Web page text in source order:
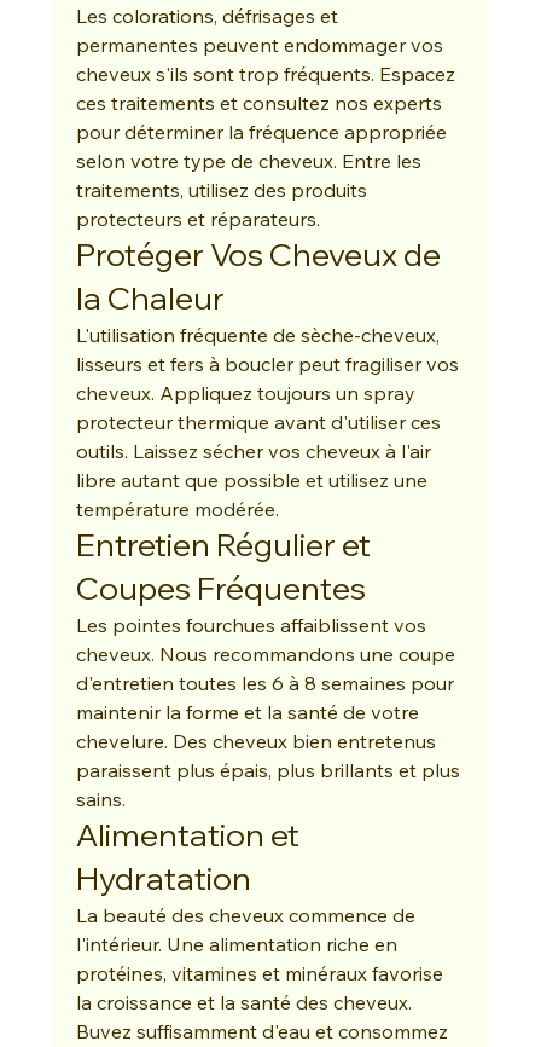
Les colorations, défrisages et
permanentes peuvent endommager vos
cheveux s'ils sont trop fréquents. Espacez
ces traitements et consultez nos experts
pour déterminer la fréquence appropriée
selon votre type de cheveux. Entre les
traitements, utilisez des produits
protecteurs et réparateurs.
Protéger Vos Cheveux de
la Chaleur
L'utilisation fréquente de sèche-cheveux,
lisseurs et fers à boucler peut fragiliser vos
cheveux. Appliquez toujours un spray
protecteur thermique avant d'utiliser ces
outils. Laissez sécher vos cheveux à l'air
libre autant que possible et utilisez une
température modérée.
Entretien Régulier et
Coupes Fréquentes
Les pointes fourchues affaiblissent vos
cheveux. Nous recommandons une coupe
d'entretien toutes les 6 à 8 semaines pour
maintenir la forme et la santé de votre
chevelure. Des cheveux bien entretenus
paraissent plus épais, plus brillants et plus
sains.
Alimentation et
Hydratation
La beauté des cheveux commence de
l'intérieur. Une alimentation riche en
protéines, vitamines et minéraux favorise
la croissance et la santé des cheveux.
Buvez suffisamment d'eau et consommez